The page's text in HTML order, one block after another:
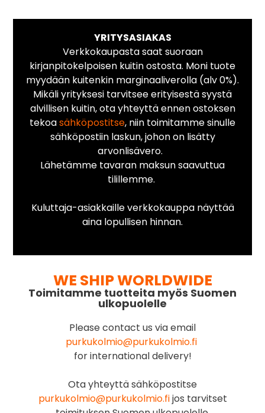
YRITYSASIAKAS
Verkkokaupasta saat suoraan
kirjanpitokelpoisen kuitin ostosta. Moni tuote
myydään kuitenkin marginaaliverolla (alv 0%).
Mikäli yrityksesi tarvitsee erityisestä syystä
alvillisen kuitin, ota yhteyttä ennen ostoksen
tekoasähköpostitse, niin toimitamme sinulle
sähköpostiin laskun, johon on lisätty
arvonlisävero.
Lähetämme tavaran maksun saavuttua
tilillemme.
Kuluttaja-asiakkaille verkkokauppa näyttää
aina lopullisen hinnan.
WE SHIP WORLDWIDE
Toimitamme tuotteita myös Suomen
ulkopuolelle
Please contact us via email
purkukolmio@purkukolmio.fi
for international delivery!
Ota yhteyttä sähköpostitse
purkukolmio@purkukolmio.fijos tarvitset